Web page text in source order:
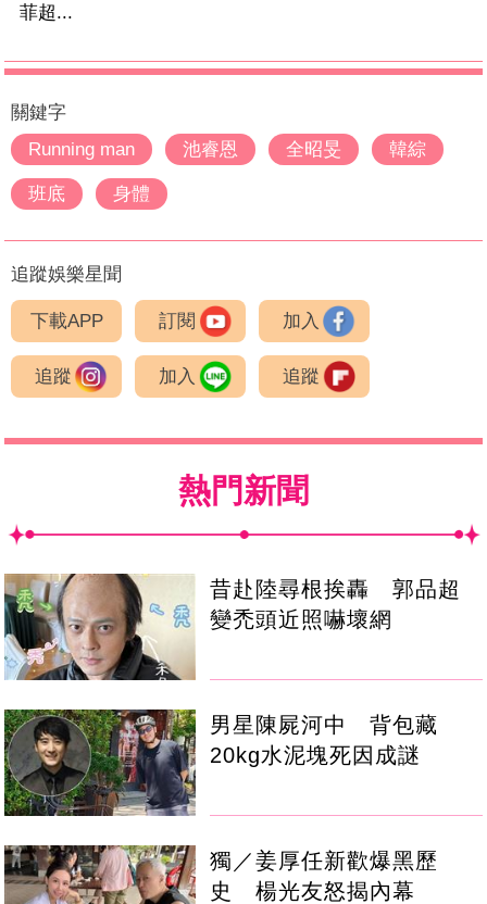
菲超...
關鍵字
Running man
池睿恩 全昭旻 韓綜
班底 身體
追蹤娛樂星聞
下載APP 訂閱 加入
追蹤 加入 追蹤
熱門新聞
昔赴陸尋根挨轟 郭品超
變禿頭近照嚇壞網
男星陳屍河中 背包藏
20kg水泥塊死因成謎
獨／姜厚任新歡爆黑歷
史 楊光友怒揭內幕